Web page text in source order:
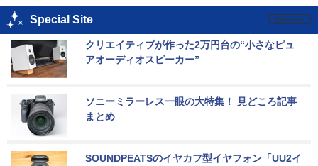
Special Site
クリエイティブが作った2万円台の“小さなピュ
アオーディオスピーカー”
ソニーミラーレス一眼の大特集！ 見どころ記事
まとめ
SOUNDPEATSのイヤカフ型イヤフォン「UU2イ